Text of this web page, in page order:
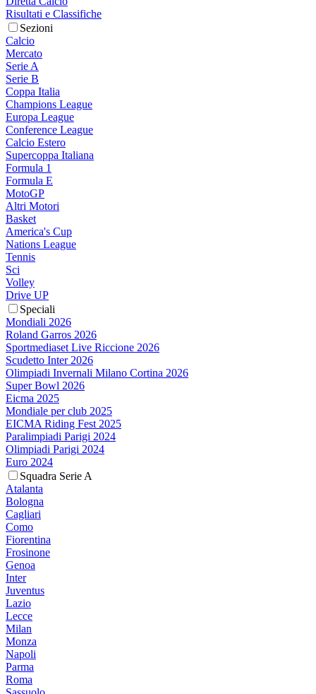
Risultati e Classifiche
Sezioni
Calcio
Mercato
Serie A
Serie B
Coppa Italia
Champions League
Europa League
Conference League
Calcio Estero
Supercoppa Italiana
Formula 1
Formula E
MotoGP
Altri Motori
Basket
America's Cup
Nations League
Tennis
Sci
Volley
Drive UP
Speciali
Mondiali 2026
Roland Garros 2026
Sportmediaset Live Riccione 2026
Scudetto Inter 2026
Olimpiadi Invernali Milano Cortina 2026
Super Bowl 2026
Eicma 2025
Mondiale per club 2025
EICMA Riding Fest 2025
Paralimpiadi Parigi 2024
Olimpiadi Parigi 2024
Euro 2024
Squadra Serie A
Atalanta
Bologna
Cagliari
Como
Fiorentina
Frosinone
Genoa
Inter
Juventus
Lazio
Lecce
Milan
Monza
Napoli
Parma
Roma